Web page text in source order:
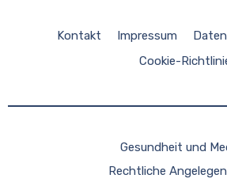
Kontakt Impressum
Cookie-
Gesundheit und
Rechtliche